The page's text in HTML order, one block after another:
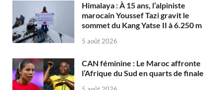
Himalaya : À 15 ans, l’alpiniste
marocain Youssef Tazi gravit le
sommet du Kang Yatse II à 6.250 m
5 août 2026
CAN féminine : Le Maroc affronte
l’Afrique du Sud en quarts de finale